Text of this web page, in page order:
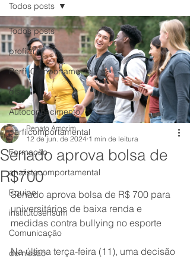
Todos posts
profiler
Perfil Comportamental
disc
Autoconhecimento
perfilcomportamental
Formação
analistacomportamental
Equipe
institutosensum
Comunicação
demissão
Todos posts
Senado aprova bolsa de
R$700
Renato Amorim
12 de jun. de 2024 1 min de leitura
Senado aprova bolsa de R$ 700 para
universitários de baixa renda e
medidas contra bullying no esporte
Na última terça-feira (11), uma decisão